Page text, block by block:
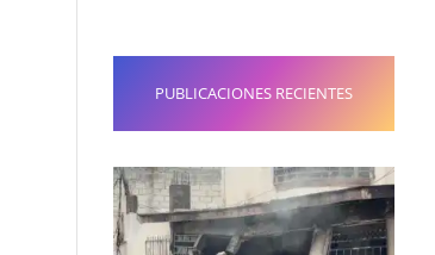
PUBLICACIONES RECIENTES